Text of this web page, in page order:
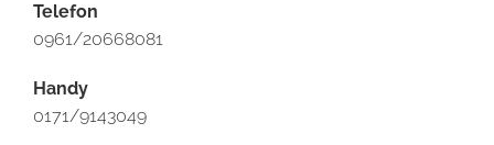
Telefon
0961/20668081
Handy
0171/9143049